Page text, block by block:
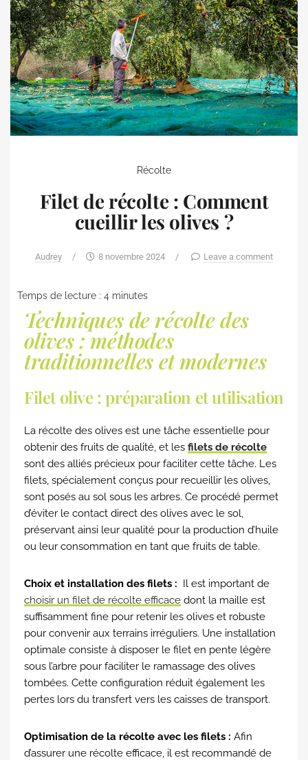
Récolte
Filet de récolte : Comment
cueillir les olives ?
Audrey / 8 novembre 2024 / Leave a comment
Temps de lecture : 4 minutes
Techniques de récolte des
olives : méthodes
traditionnelles et modernes
Filet olive : préparation et utilisation
La récolte des olives est une tâche essentielle pour
obtenir des fruits de qualité, et les filets de récolte
sont des alliés précieux pour faciliter cette tâche. Les
filets, spécialement conçus pour recueillir les olives,
sont posés au sol sous les arbres. Ce procédé permet
d’éviter le contact direct des olives avec le sol,
préservant ainsi leur qualité pour la production d’huile
ou leur consommation en tant que fruits de table.
Choix et installation des filets : Il est important de
choisir un filet de récolte efficace dont la maille est
suffisamment fine pour retenir les olives et robuste
pour convenir aux terrains irréguliers. Une installation
optimale consiste à disposer le filet en pente légère
sous l’arbre pour faciliter le ramassage des olives
tombées. Cette configuration réduit également les
pertes lors du transfert vers les caisses de transport.
Optimisation de la récolte avec les filets : Afin
d’assurer une récolte efficace, il est recommandé de